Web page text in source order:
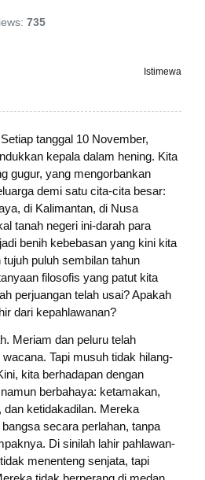
735
Istimewa
Setiap tanggal 10 November,
kepala dalam hening. Kita
gugur, yang mengorbankan
demi satu cita-cita besar:
di Kalimantan, di Nusa
tanah negeri ini-darah para
benih kebebasan yang kini kita
puluh sembilan tahun
filosofis yang patut kita
perjuangan telah usai? Apakah
dari kepahlawanan?
Meriam dan peluru telah
Tapi musuh tidak hilang-
kita berhadapan dengan
berbahaya: ketamakan,
ketidakadilan. Mereka
secara perlahan, tanpa
Di sinilah lahir pahlawan-
menenteng senjata, tapi